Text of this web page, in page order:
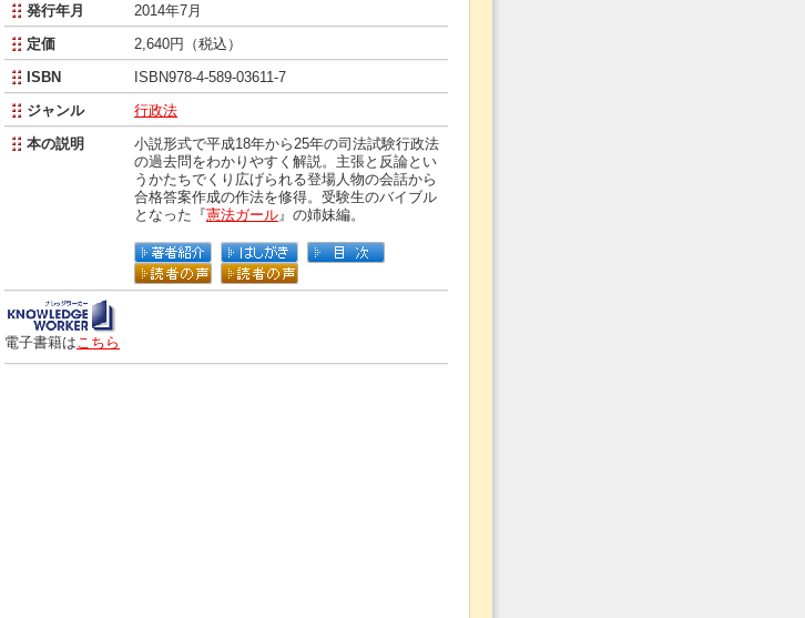
発行年月
2014年7月
定価
2,640円（税込）
ISBN
ISBN978-4-589-03611-7
ジャンル
行政法
本の説明
小説形式で平成18年から25年の司法試験行政法
の過去問をわかりやすく解説。主張と反論とい
うかたちでくり広げられる登場人物の会話から
合格答案作成の作法を修得。受験生のバイブル
となった『憲法ガール』の姉妹編。
電子書籍はこちら